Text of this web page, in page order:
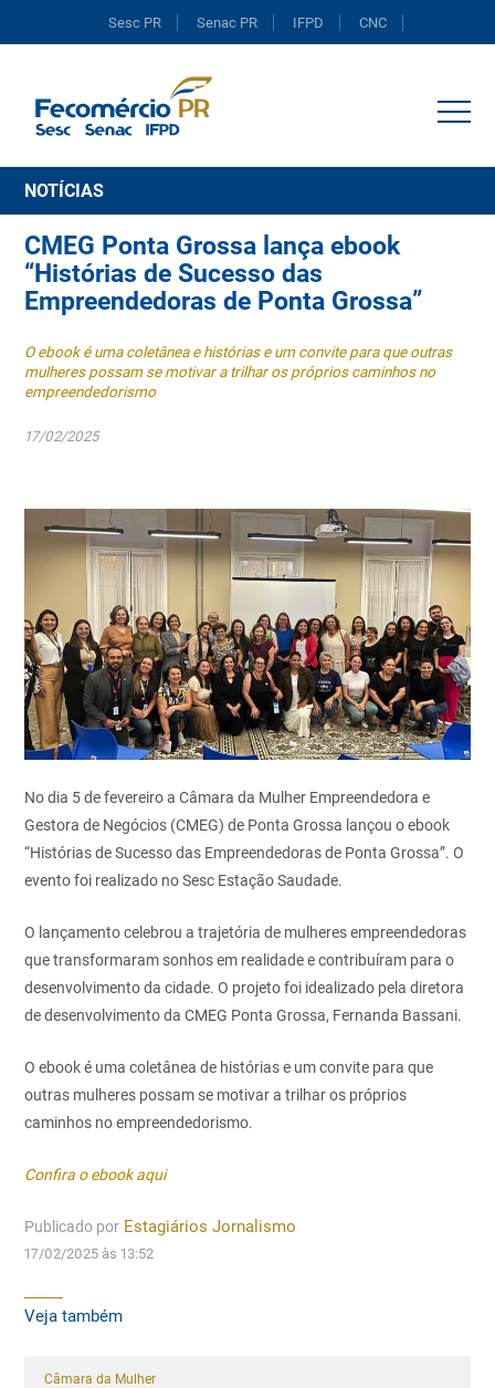
Sesc PR Senac PR IFPD CNC
NOTÍCIAS
CMEG Ponta Grossa lança ebook
“Histórias de Sucesso das
Empreendedoras de Ponta Grossa”
O ebook é uma coletânea e histórias e um convite para que outras
mulheres possam se motivar a trilhar os próprios caminhos no
empreendedorismo
17/02/2025
No dia 5 de fevereiro a Câmara da Mulher Empreendedora e
Gestora de Negócios (CMEG) de Ponta Grossa lançou o ebook
“Histórias de Sucesso das Empreendedoras de Ponta Grossa”. O
evento foi realizado no Sesc Estação Saudade.
O lançamento celebrou a trajetória de mulheres empreendedoras
que transformaram sonhos em realidade e contribuíram para o
desenvolvimento da cidade. O projeto foi idealizado pela diretora
de desenvolvimento da CMEG Ponta Grossa, Fernanda Bassani.
O ebook é uma coletânea de histórias e um convite para que
outras mulheres possam se motivar a trilhar os próprios
caminhos no empreendedorismo.
Confira o ebook aqui
Publicado por Estagiários Jornalismo
17/02/2025 às 13:52
Veja também
Câmara da Mulher